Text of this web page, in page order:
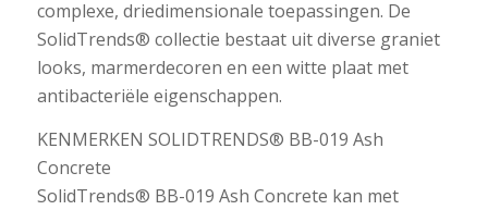
complexe, driedimensionale toepassingen. De
SolidTrends® collectie bestaat uit diverse graniet
looks, marmerdecoren en een witte plaat met
antibacteriële eigenschappen.
KENMERKEN SOLIDTRENDS® BB-019 Ash
Concrete
SolidTrends® BB-019 Ash Concrete kan met